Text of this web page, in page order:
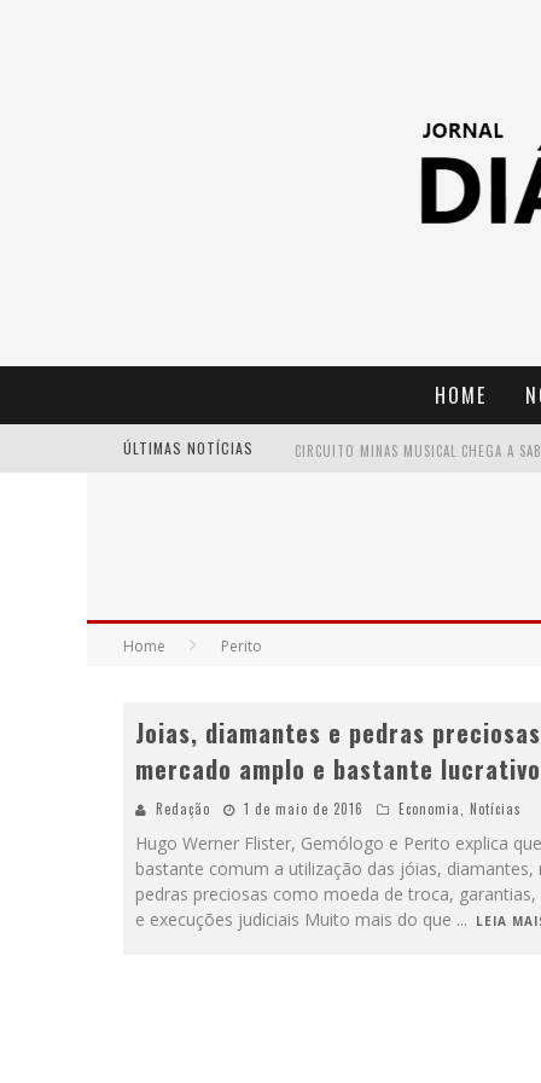
HOME
ÚLTIMAS NOTÍCIAS
Home Perito
Joias, diamantes e pedras
mercado amplo e bastante lucrativo
Redação 1 de maio de 2016 Economia Notícias
Hugo Werner Flister, Gemólogo e Perito explica
bastante comum a utilização das jóias, diamantes,
pedras preciosas como moeda de troca, garantias,
e execuções judiciais Muito mais do que ... LEIA